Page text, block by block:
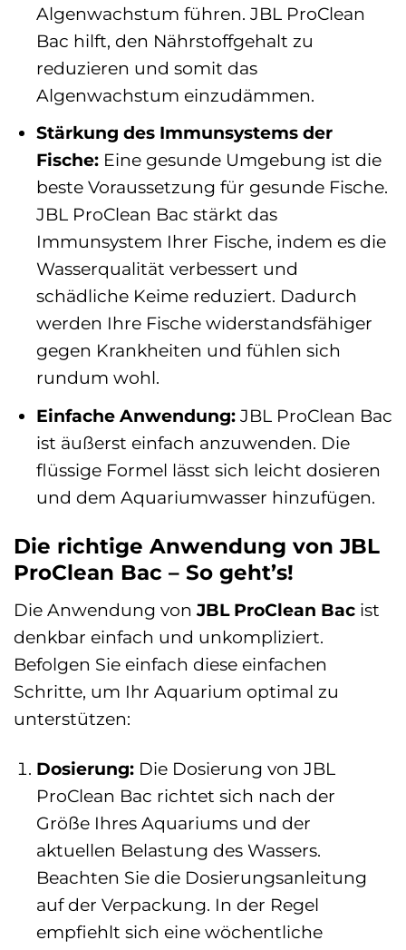
Algenwachstum führen. JBL ProClean
Bac hilft, den Nährstoffgehalt zu
reduzieren und somit das
Algenwachstum einzudämmen.
Stärkung des Immunsystems der
Fische:Eine gesunde Umgebung ist die
beste Voraussetzung für gesunde Fische.
JBL ProClean Bac stärkt das
Immunsystem Ihrer Fische, indem es die
Wasserqualität verbessert und
schädliche Keime reduziert. Dadurch
werden Ihre Fische widerstandsfähiger
gegen Krankheiten und fühlen sich
rundum wohl.
Einfache Anwendung:JBL ProClean Bac
ist äußerst einfach anzuwenden. Die
flüssige Formel lässt sich leicht dosieren
und dem Aquariumwasser hinzufügen.
Die richtige Anwendung von JBL
ProClean Bac – So geht’s!
Die Anwendung vonJBL ProClean Bac ist
denkbar einfach und unkompliziert.
Befolgen Sie einfach diese einfachen
Schritte, um Ihr Aquarium optimal zu
unterstützen:
Dosierung:Die Dosierung von JBL
ProClean Bac richtet sich nach der
Größe Ihres Aquariums und der
aktuellen Belastung des Wassers.
Beachten Sie die Dosierungsanleitung
auf der Verpackung. In der Regel
empfiehlt sich eine wöchentliche